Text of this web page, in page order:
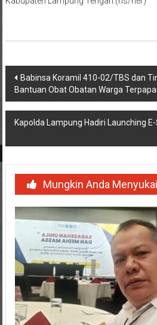
Navigasi
pos
Babinsa Koramil 410-02/TBS dan
Bantuan Obat Obatan Warga
Kapolda Lampung Hadiri Launching
Mungkin Anda Menyukai